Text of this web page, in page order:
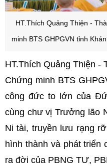
HT.Thích Quảng Thiện -
minh BTS GHPGVN tỉnh
HT.Thích Quảng Thiện -
Chứng minh BTS
công đức to lớn của
cùng chư vị Trưởng lão
Ni tài, truyền lưu rạng
hình thành và phát triển
ra đời của PBNG TƯ,